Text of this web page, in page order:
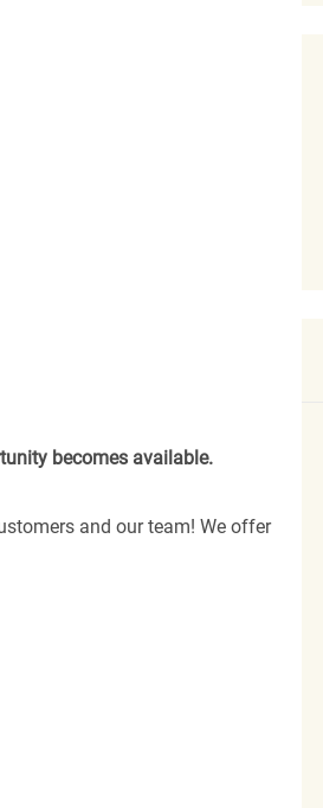
becomes available.
and our team! We offer